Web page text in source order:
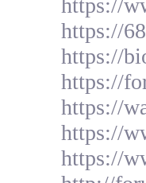
https://
https://
https://
https://
https://
https://
https://